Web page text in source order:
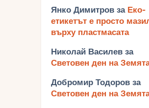
Янко Димитров за Еко-
етикетът е просто
върху пластмасата
Николай Василев за
Световен ден на
Добромир Тодоров за
Световен ден на